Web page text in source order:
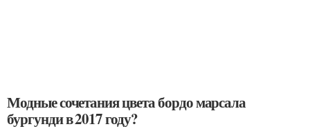
Модные сочетания цвета бордо марсала
бургунди в 2017 году?